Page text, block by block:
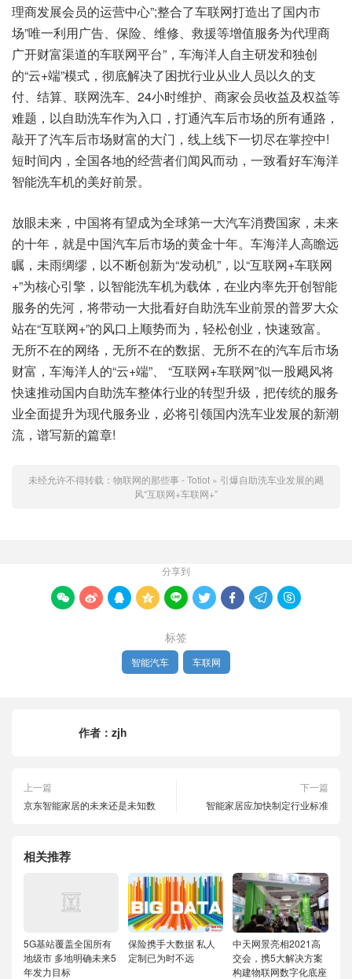
理商发展会员的运营中心”;整合了车联网打造出了国内市
场”唯一利用广告、保险、维修、救援等增值服务为代理商
广开财富渠道的车联网平台”，车海洋人自主研发和独创
的“云+端”模式，彻底解决了困扰行业从业人员以久的支
付、结算、联网洗车、24小时维护、商家会员收益及权益等
难题，以自助洗车作为入口，打通汽车后市场的所有通路，
敲开了汽车后市场财富的大门，线上线下一切尽在掌控中!
短时间内，全国各地的经营者们闻风而动，一致看好车海洋
智能洗车机的美好前景。
放眼未来，中国将有望成为全球第一大汽车消费国家，未来
的十年，就是中国汽车后市场的黄金十年。车海洋人高瞻远
瞩，未雨绸缪，以不断创新为“发动机”，以“互联网+车联网
+”为核心引擎，以智能洗车机为载体，在业内率先开创智能
服务的先河，将带动一大批看好自助洗车业前景的普罗大众
站在“互联网+”的风口上顺势而为，轻松创业，快速致富。
无所不在的网络，无所不在的数据、无所不在的汽车后市场
财富，车海洋人的“云+端”、 “互联网+车联网”似一股飓风将
快速推动国内自助洗车整体行业的转型升级，把传统的服务
业全面提升为现代服务业，必将引领国内洗车业发展的新潮
流，谱写新的篇章!
未经允许不得转载： 物联网的那些事 - Totiot » 引爆自助洗车业发展的飓
风“互联网+车联网+”
分享到
        
标签
智能汽车 车联网
作者： zjh
上一篇
京东智能家居的未来还是未知数
下一篇
智能家居应加快制定行业标准
相关推荐
5G基站覆盖全国所有
地级市 多地明确未来5
年发力目标
保险携手大数据 私人
定制已为时不远
中天网景亮相2021高
交会，携5大解决方案
构建物联网数字化底座